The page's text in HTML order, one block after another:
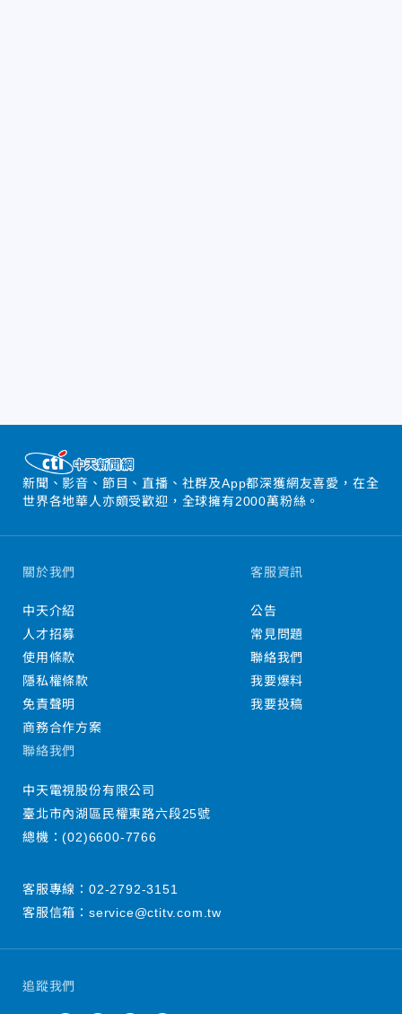
新聞、影音、節目、直播、社群及App都深獲網友喜愛，在全
世界各地華人亦頗受歡迎，全球擁有2000萬粉絲。
追蹤我們
關於我們
中天介紹
人才招募
使用條款
隱私權條款
免責聲明
商務合作方案
客服資訊
公告
常見問題
聯絡我們
我要爆料
我要投稿
聯絡我們
中天電視股份有限公司
臺北市內湖區民權東路六段25號
總機：(02)6600-7766
客服專線： 02-2792-3151
客服信箱： service@ctitv.com.tw